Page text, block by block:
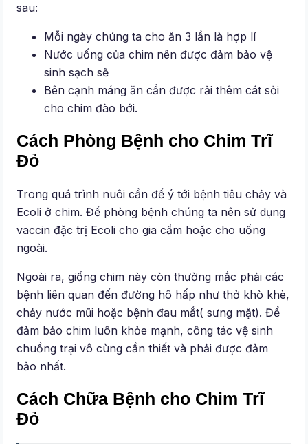
sau:
Mỗi ngày chúng ta cho ăn 3 lần là hợp lí
Nước uống của chim nên được đảm bảo vệ
sinh sạch sẽ
Bên cạnh máng ăn cần được rải thêm cát sỏi
cho chim đào bới.
Cách Phòng Bệnh cho Chim Trĩ
Đỏ
Trong quá trình nuôi cần để ý tới bệnh tiêu chảy và
Ecoli ở chim. Để phòng bệnh chúng ta nên sử dụng
vaccin đặc trị Ecoli cho gia cầm hoặc cho uống
ngoài.
Ngoài ra, giống chim này còn thường mắc phải các
bệnh liên quan đến đường hô hấp như thở khò khè,
chảy nước mũi hoặc bệnh đau mắt( sưng mặt). Để
đảm bảo chim luôn khỏe mạnh, công tác vệ sinh
chuồng trại vô cùng cần thiết và phải được đảm
bảo nhất.
Cách Chữa Bệnh cho Chim Trĩ
Đỏ